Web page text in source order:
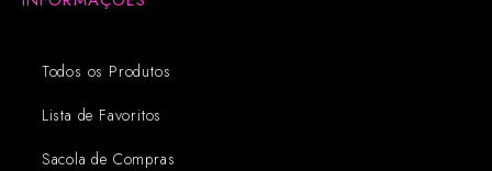
Todos os Produtos
Lista de Favoritos
Sacola de Compras